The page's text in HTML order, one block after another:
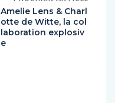
Amelie Lens & Charl
otte de Witte, la col
laboration explosiv
e